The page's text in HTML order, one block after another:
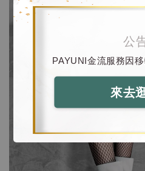
公
PAYUNI金流服務因
來去